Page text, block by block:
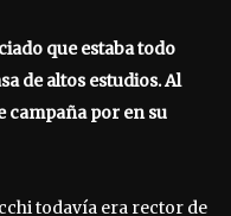
que estaba todo
de altos estudios. Al
campaña por en su
todavía era rector de